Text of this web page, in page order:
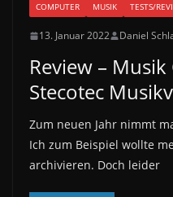
COMPUTER MUSIK TESTS/
13. Januar 2022 Daniel
Review –
Stecotec
Zum neuen Jahr nimmt
Ich zum Beispiel wollte
archivieren. Doch leider